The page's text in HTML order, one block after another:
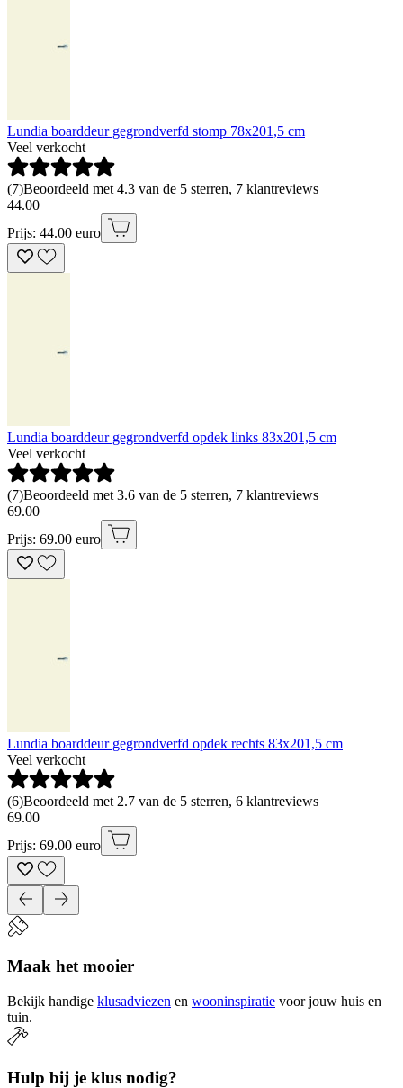
Lundia boarddeur gegrondverfd stomp 78x201,5 cm
Veel verkocht
(7)Beoordeeld met 4.3 van de 5 sterren, 7 klantreviews
44.00
Prijs: 44.00 euro
Lundia boarddeur gegrondverfd opdek links 83x201,5 cm
Veel verkocht
(7)Beoordeeld met 3.6 van de 5 sterren, 7 klantreviews
69.00
Prijs: 69.00 euro
Lundia boarddeur gegrondverfd opdek rechts 83x201,5 cm
Veel verkocht
(6)Beoordeeld met 2.7 van de 5 sterren, 6 klantreviews
69.00
Prijs: 69.00 euro
Maak het mooier
Bekijk handige klusadviezen en wooninspiratie voor jouw huis en
tuin.
Hulp bij je klus nodig?